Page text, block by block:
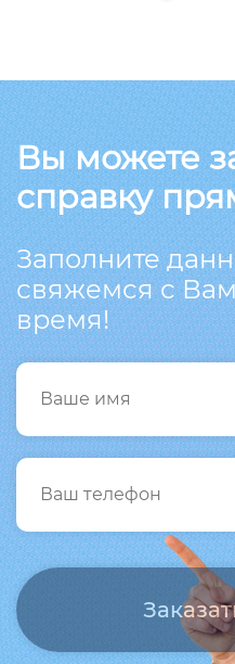
Вы можете
справку
Заполните
свяжемся с
время!